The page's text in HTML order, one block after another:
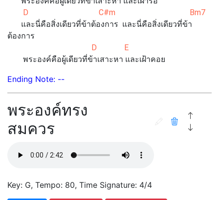
D C#m Bm7
และนี่คือสิ่งเดียวที่ข้าต้องการ และนี่คือสิ่งเดียวที่ข้า
ต้องการ
D E
พระองค์คือผู้เดียวที่ข้าเสาะหา และเฝ้าคอย
Ending Note: --
พระองค์ทรง
สมควร
Key: G, Tempo: 80, Time Signature: 4/4